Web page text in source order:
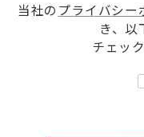
当社の プライバシー
き、 以
チェッ